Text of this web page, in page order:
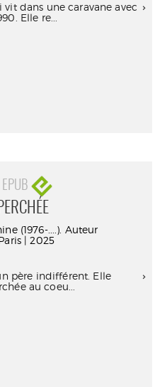
dans une caravane avec
Elle re...
(1976-....). Auteur
| 2025
père indifférent. Elle
au coeu...